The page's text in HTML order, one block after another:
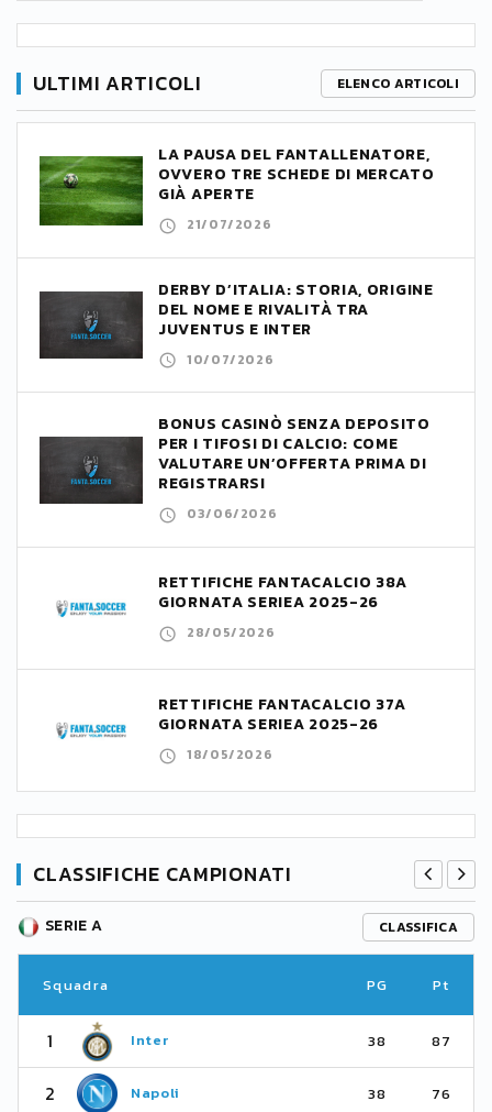
ULTIMI ARTICOLI ELENCO ARTICOLI
LA PAUSA DEL FANTALLENATORE,
OVVERO TRE SCHEDE DI MERCATO
GIÀ APERTE
21/07/2026
DERBY D’ITALIA: STORIA, ORIGINE
DEL NOME E RIVALITÀ TRA
JUVENTUS E INTER
10/07/2026
BONUS CASINÒ SENZA DEPOSITO
PER I TIFOSI DI CALCIO: COME
VALUTARE UN’OFFERTA PRIMA DI
REGISTRARSI
03/06/2026
RETTIFICHE FANTACALCIO 38A
GIORNATA SERIEA 2025-26
28/05/2026
RETTIFICHE FANTACALCIO 37A
GIORNATA SERIEA 2025-26
18/05/2026
CLASSIFICHE CAMPIONATI
SERIE A CLASSIFICA
Squadra PG Pt
1 Inter 38 87
2 Napoli 38 76